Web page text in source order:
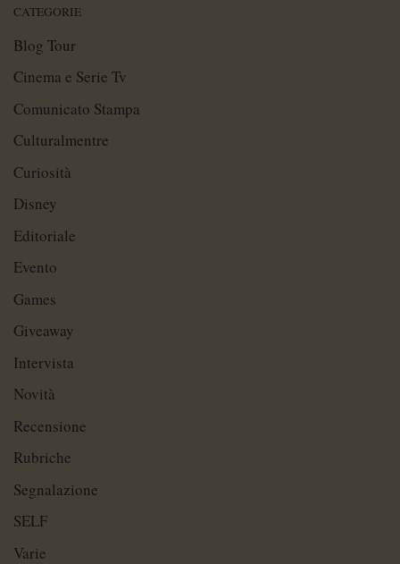
CATEGORIE
Blog Tour
Cinema e Serie Tv
Comunicato Stampa
Culturalmentre
Curiosità
Disney
Editoriale
Evento
Games
Giveaway
Intervista
Novità
Recensione
Rubriche
Segnalazione
SELF
Varie